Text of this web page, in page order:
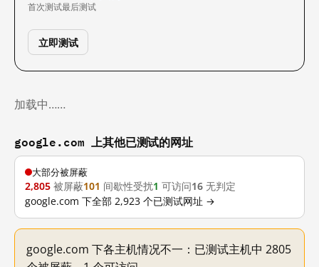
首次测试最后测试
立即测试
加载中……
google.com 上其他已测试的网址
大部分被屏蔽
2,805 被屏蔽101 间歇性受扰1 可访问16 无判定
google.com 下全部 2,923 个已测试网址 →
google.com 下各主机情况不一：已测试主机中 2805